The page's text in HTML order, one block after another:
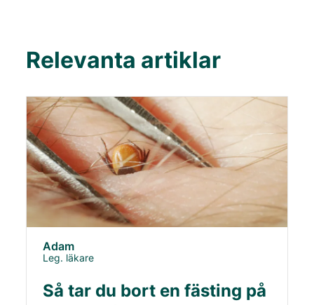
Relevanta artiklar
Adam
Leg. läkare
Så tar du bort en fästing på